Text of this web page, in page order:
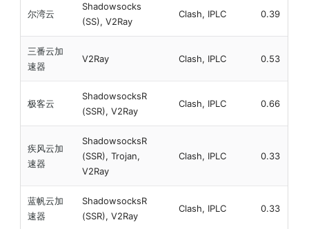
尔湾云
Shadowsocks
(SS), V2Ray
Clash, IPLC 0.39
三番云加
速器
V2Ray Clash, IPLC 0.53
极客云
ShadowsocksR
(SSR), V2Ray
Clash, IPLC 0.66
疾风云加
速器
ShadowsocksR
(SSR), Trojan,
V2Ray
Clash, IPLC 0.33
蓝帆云加
速器
ShadowsocksR
(SSR), V2Ray
Clash, IPLC 0.33